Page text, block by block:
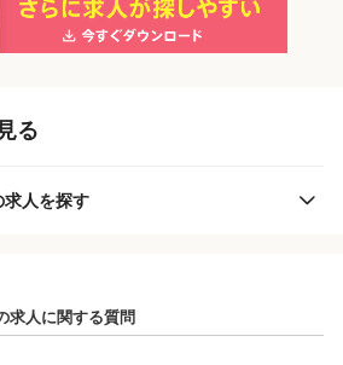
を募集している店舗
る
人を探す
人に関する質問